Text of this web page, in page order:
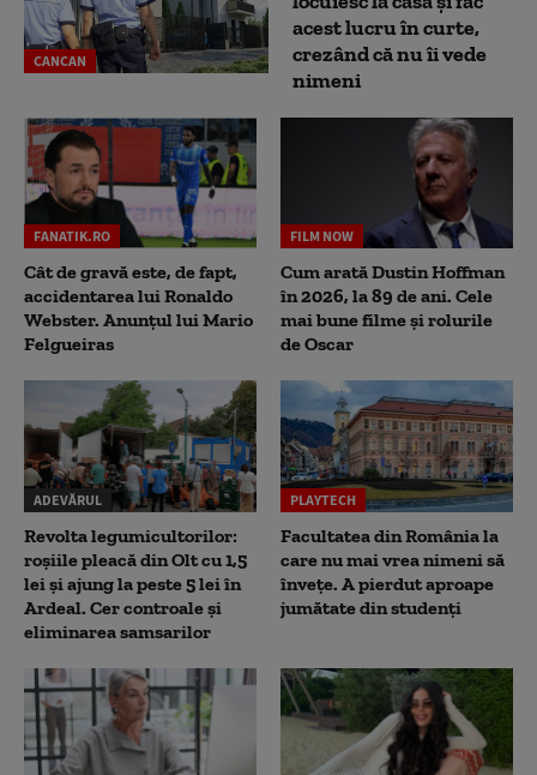
CANCAN
acest lucru în curte,
crezând că nu îi vede
nimeni
FANATIK.RO
Cât de gravă este, de fapt,
accidentarea lui Ronaldo
Webster. Anunțul lui Mario
Felgueiras
FILM NOW
Cum arată Dustin Hoffman
în 2026, la 89 de ani. Cele
mai bune filme și rolurile
de Oscar
ADEVĂRUL
Revolta legumicultorilor:
roșiile pleacă din Olt cu 1,5
lei și ajung la peste 5 lei în
Ardeal. Cer controale și
eliminarea samsarilor
PLAYTECH
Facultatea din România la
care nu mai vrea nimeni să
înveţe. A pierdut aproape
jumătate din studenţi